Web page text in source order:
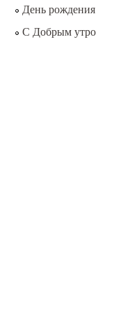
День рождения
С Добрым утро